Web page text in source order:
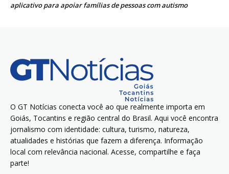
aplicativo para apoiar famílias de pessoas com autismo
O GT Notícias conecta você ao que realmente importa em
Goiás, Tocantins e região central do Brasil. Aqui você encontra
jornalismo com identidade: cultura, turismo, natureza,
atualidades e histórias que fazem a diferença. Informação
local com relevância nacional. Acesse, compartilhe e faça
parte!